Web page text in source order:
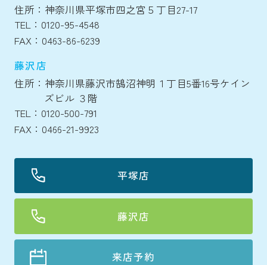
住所：神奈川県平塚市四之宮５丁目27-17
TEL：0120-95-4548
FAX：0463-86-6239
藤沢店
住所：神奈川県藤沢市鵠沼神明１丁目5番16号ケイン
ズビル ３階
TEL：0120-500-791
FAX：0466-21-9923
平塚店
藤沢店
来店予約